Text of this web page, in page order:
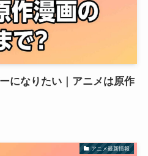
になりたい｜アニメは原作
アニメ最新情報